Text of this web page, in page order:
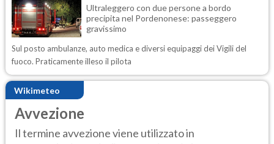
Ultraleggero con due persone a bordo
precipita nel Pordenonese: passeggero
gravissimo
Sul posto ambulanze, auto medica e diversi equipaggi dei Vigili del
fuoco. Praticamente illeso il pilota
Wikimeteo
Avvezione
Il termine avvezione viene utilizzato in